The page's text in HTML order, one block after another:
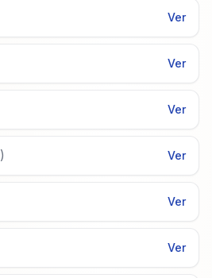
Ver
Ver
Ver
) Ver
Ver
Ver